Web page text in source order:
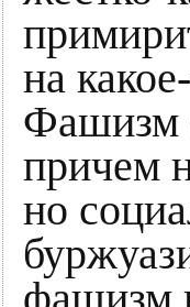
на
Фашизм
причем
но